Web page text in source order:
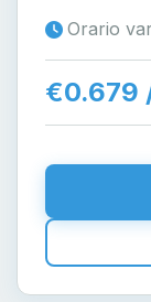
Orario
€0.679